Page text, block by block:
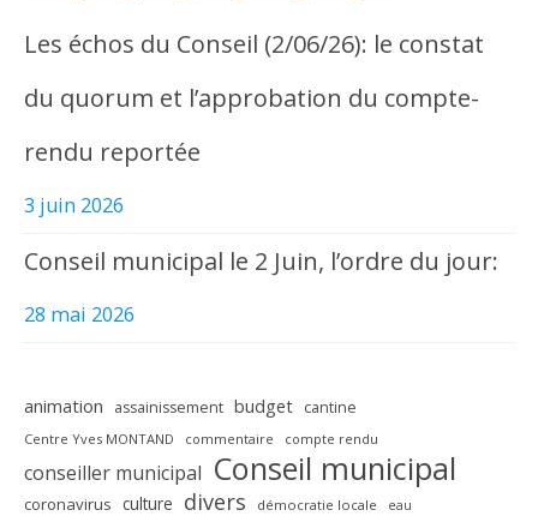
Les échos du Conseil (2/06/26): le constat
du quorum et l’approbation du compte-
rendu reportée
3 juin 2026
Conseil municipal le 2 Juin, l’ordre du jour:
28 mai 2026
animation assainissement budget cantine
Centre Yves MONTAND commentaire compte rendu
conseiller municipal Conseil municipal
coronavirus culture divers démocratie locale eau